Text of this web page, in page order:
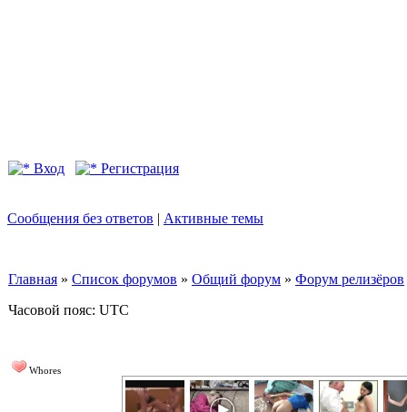
Вход Регистрация
Сообщения без ответов | Активные темы
Главная » Список форумов » Общий форум » Форум релизёров
Часовой пояс: UTC
Whores